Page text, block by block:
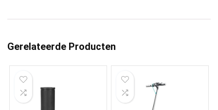
Gerelateerde Producten